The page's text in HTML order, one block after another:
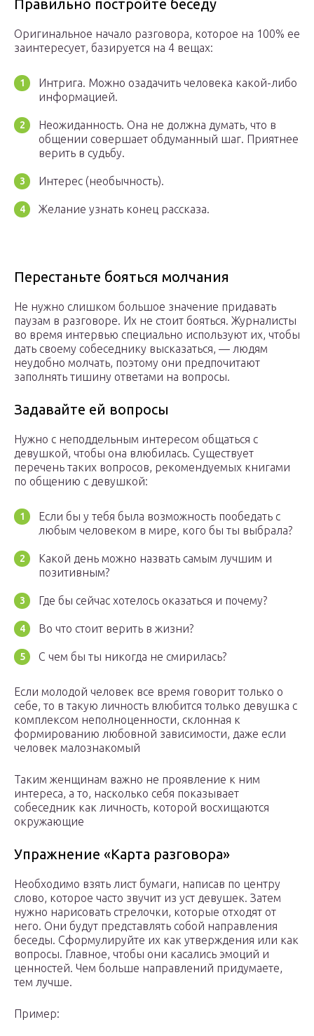
Правильно постройте беседу
Оригинальное начало разговора, которое на 100% ее
заинтересует, базируется на 4 вещах:
Интрига. Можно озадачить человека какой-либо
информацией.
Неожиданность. Она не должна думать, что в
общении совершает обдуманный шаг. Приятнее
верить в судьбу.
Интерес (необычность).
Желание узнать конец рассказа.
Перестаньте бояться молчания
Не нужно слишком большое значение придавать
паузам в разговоре. Их не стоит бояться. Журналисты
во время интервью специально используют их, чтобы
дать своему собеседнику высказаться, — людям
неудобно молчать, поэтому они предпочитают
заполнять тишину ответами на вопросы.
Задавайте ей вопросы
Нужно с неподдельным интересом общаться с
девушкой, чтобы она влюбилась. Существует
перечень таких вопросов, рекомендуемых книгами
по общению с девушкой:
Если бы у тебя была возможность пообедать с
любым человеком в мире, кого бы ты выбрала?
Какой день можно назвать самым лучшим и
позитивным?
Где бы сейчас хотелось оказаться и почему?
Во что стоит верить в жизни?
С чем бы ты никогда не смирилась?
Если молодой человек все время говорит только о
себе, то в такую личность влюбится только девушка с
комплексом неполноценности, склонная к
формированию любовной зависимости, даже если
человек малознакомый
Таким женщинам важно не проявление к ним
интереса, а то, насколько себя показывает
собеседник как личность, которой восхищаются
окружающие
Упражнение «Карта разговора»
Необходимо взять лист бумаги, написав по центру
слово, которое часто звучит из уст девушек. Затем
нужно нарисовать стрелочки, которые отходят от
него. Они будут представлять собой направления
беседы. Сформулируйте их как утверждения или как
вопросы. Главное, чтобы они касались эмоций и
ценностей. Чем больше направлений придумаете,
тем лучше.
Пример: